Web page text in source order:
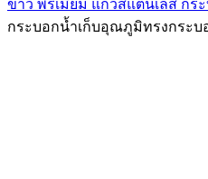
ข้าว พรีเมี่ยม แก้วสแตนเลส กร
กระบอกน้ำเก็บอุณภูมิทรงกระบ